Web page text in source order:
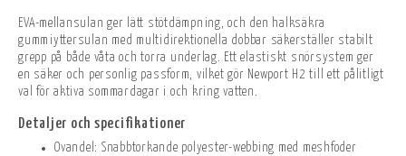
EVA-mellansulan ger lätt stötdämpning, och den halksäkra
gummiyttersulan med multidirektionella dobbar säkerställer stabilt
grepp på både våta och torra underlag. Ett elastiskt snörsystem ger
en säker och personlig passform, vilket gör Newport H2 till ett pålitligt
val för aktiva sommardagar i och kring vatten.
Detaljer och specifikationer
Ovandel: Snabbtorkande polyester-webbing med meshfoder